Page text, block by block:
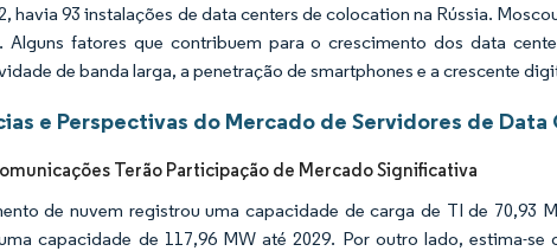
havia 93 instalações de data centers de colocation na Rússia.
Alguns fatores que contribuem para o crescimento dos data
de banda larga, a penetração de smartphones e a crescente
e Perspectivas do Mercado de Servidores de Data
Terão Participação de Mercado Significativa
de nuvem registrou uma capacidade de carga de TI de 70,93
capacidade de 117,96 MW até 2029. Por outro lado, estima-